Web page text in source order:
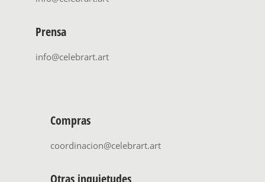
Prensa
info@celebrart.art
Compras
coordinacion@celebrart.art
Otras inquietudes